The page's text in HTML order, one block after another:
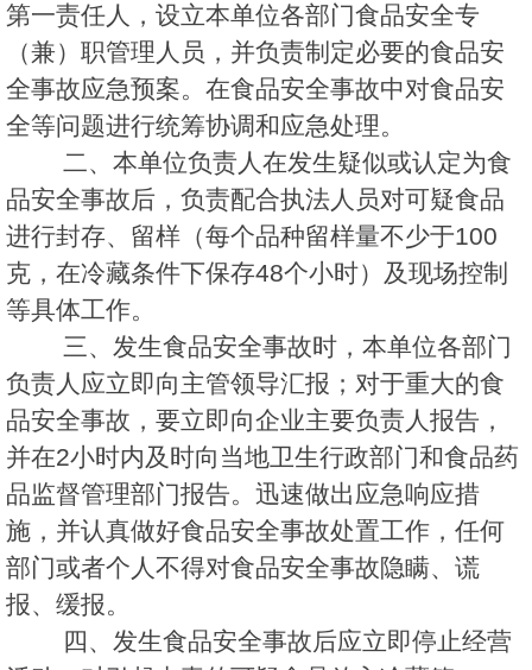
第一责任人，设立本单位各部门食品安全专
（兼）职管理人员，并负责制定必要的食品安
全事故应急预案。在食品安全事故中对食品安
全等问题进行统筹协调和应急处理。
二、本单位负责人在发生疑似或认定为食
品安全事故后，负责配合执法人员对可疑食品
进行封存、留样（每个品种留样量不少于100
克，在冷藏条件下保存48个小时）及现场控制
等具体工作。
三、发生食品安全事故时，本单位各部门
负责人应立即向主管领导汇报；对于重大的食
品安全事故，要立即向企业主要负责人报告，
并在2小时内及时向当地卫生行政部门和食品药
品监督管理部门报告。迅速做出应急响应措
施，并认真做好食品安全事故处置工作，任何
部门或者个人不得对食品安全事故隐瞒、谎
报、缓报。
四、发生食品安全事故后应立即停止经营